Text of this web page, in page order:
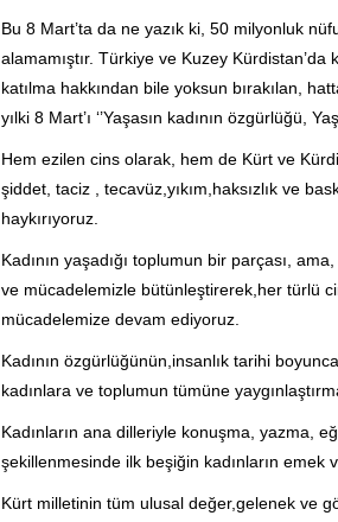
Bu 8 Mart’ta da ne yazık ki, 50 milyonluk
alamamıştır. Türkiye ve Kuzey
katılma hakkından bile yoksun bırakılan,
yılki 8 Mart’ı ‘’Yaşasın kadının özgürlüğü,
Hem ezilen cins olarak, hem de Kürt ve
şiddet, taciz , tecavüz,yıkım,haksızlık ve
haykırıyoruz.
Kadının yaşadığı toplumun bir parçası,
ve mücadelemizle bütünleştirerek,her türlü
mücadelemize devam ediyoruz.
Kadının özgürlüğünün,insanlık tarihi
kadınlara ve toplumun tümüne
Kadınların ana dilleriyle konuşma, yazma,
şekillenmesinde ilk beşiğin kadınların emek
Kürt milletinin tüm ulusal değer,gelenek ve